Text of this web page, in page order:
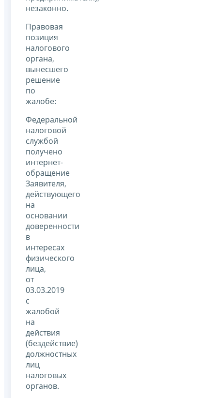
незаконно.
Правовая
позиция
налогового
органа,
вынесшего
решение
по
жалобе:
Федеральной
налоговой
службой
получено
интернет-
обращение
Заявителя,
действующего
на
основании
доверенности
в
интересах
физического
лица,
от
03.03.2019
с
жалобой
на
действия
(бездействие)
должностных
лиц
налоговых
органов.